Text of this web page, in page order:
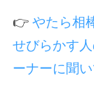
👉やたら相
せびらかす
ーナーに聞